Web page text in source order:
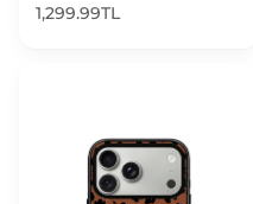
1,299.99TL